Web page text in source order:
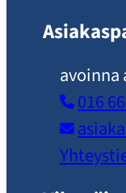
avoinna
016